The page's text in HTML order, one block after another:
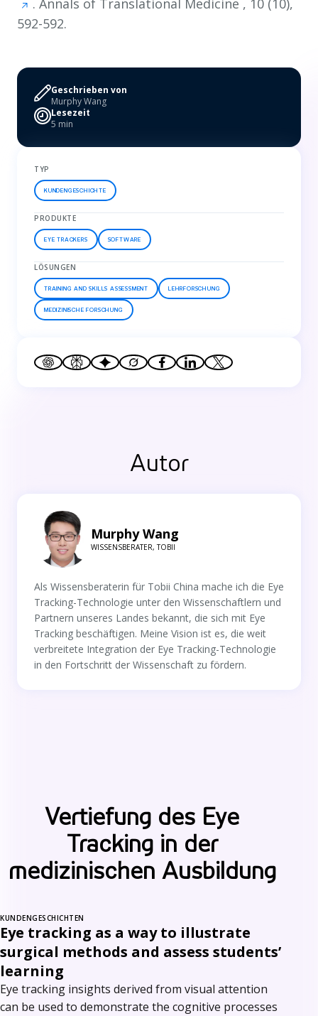
592-592.
Geschrieben von
Murphy Wang
Lesezeit
5 min
TYP
KUNDENGESCHICHTE
PRODUKTE
EYE TRACKERS SOFTWARE
LÖSUNGEN
TRAINING AND SKILLS ASSESSMENT LEHRFORSCHUNG
MEDIZINISCHE FORSCHUNG
Autor
Murphy Wang
WISSENSBERATER, TOBII
Als Wissensberaterin für Tobii China mache ich die Eye
Tracking-Technologie unter den Wissenschaftlern und
Partnern unseres Landes bekannt, die sich mit Eye
Tracking beschäftigen. Meine Vision ist es, die weit
verbreitete Integration der Eye Tracking-Technologie
in den Fortschritt der Wissenschaft zu fördern.
Vertiefung des Eye
Tracking in der
medizinischen Ausbildung
KUNDENGESCHICHTEN
Eye tracking as a way to illustrate
surgical methods and assess students’
learning
Eye tracking insights derived from visual attention
can be used to demonstrate the cognitive processes